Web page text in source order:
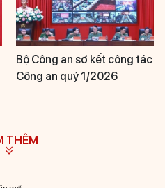
Bộ Công an sơ kết công tác
Công an quý 1/2026
THÊM